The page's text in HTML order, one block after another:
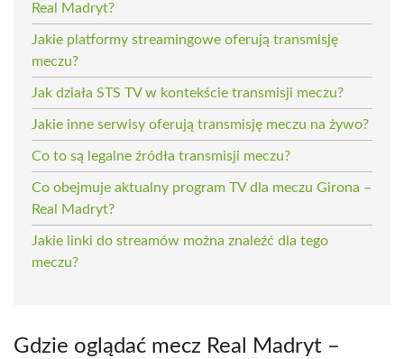
Real Madryt?
Jakie platformy streamingowe oferują transmisję
meczu?
Jak działa STS TV w kontekście transmisji meczu?
Jakie inne serwisy oferują transmisję meczu na żywo?
Co to są legalne źródła transmisji meczu?
Co obejmuje aktualny program TV dla meczu Girona –
Real Madryt?
Jakie linki do streamów można znaleźć dla tego
meczu?
Gdzie oglądać mecz Real Madryt –